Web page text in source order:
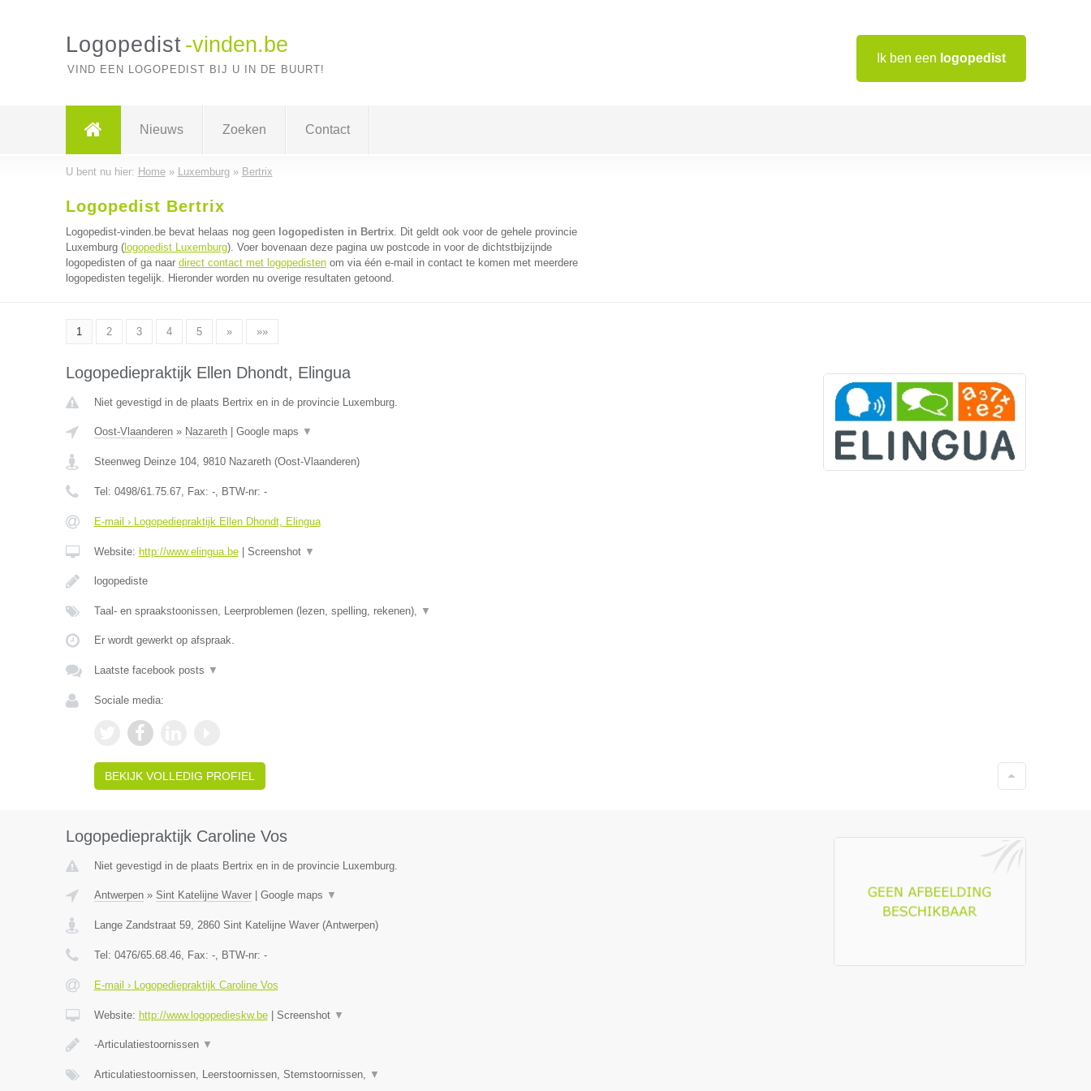
Ik ben een logopedist
Logopedist -vinden.be
VIND EEN LOGOPEDIST BIJ U IN DE BUURT!
Nieuws Zoeken Contact
U bent nu hier: Home» Luxemburg» Bertrix
Logopedist Bertrix
Logopedist-vinden.be bevat helaas nog geen logopedisten in Bertrix. Dit geldt ook voor de gehele provincie
Luxemburg (logopedist Luxemburg). Voer bovenaan deze pagina uw postcode in voor de dichtstbijzijnde
logopedisten of ga naar direct contact met logopedistenom via één e-mail in contact te komen met meerdere
logopedisten tegelijk. Hieronder worden nu overige resultaten getoond.
1 2 3 4 5 » »»
Logopediepraktijk Ellen Dhondt, Elingua
Niet gevestigd in de plaats Bertrix en in de provincie Luxemburg.
Oost-Vlaanderen» Nazareth| Google maps ▼
Steenweg Deinze 104, 9810 Nazareth(Oost-Vlaanderen)
Tel: 0498/61.75.67, Fax: -, BTW-nr: -
E-mail › Logopediepraktijk Ellen Dhondt, Elingua
Website: http://www.elingua.be| Screenshot ▼
logopediste
Taal- en spraakstoonissen, Leerproblemen (lezen, spelling, rekenen), ▼
Er wordt gewerkt op afspraak.
Laatste facebook posts ▼
Sociale media:
BEKIJK VOLLEDIG PROFIEL
Logopediepraktijk Caroline Vos
Niet gevestigd in de plaats Bertrix en in de provincie Luxemburg.
Antwerpen» Sint Katelijne Waver| Google maps ▼
Lange Zandstraat 59, 2860 Sint Katelijne Waver(Antwerpen)
Tel: 0476/65.68.46, Fax: -, BTW-nr: -
E-mail › Logopediepraktijk Caroline Vos
Website: http://www.logopedieskw.be| Screenshot ▼
-Articulatiestoornissen ▼
Articulatiestoornissen, Leerstoornissen, Stemstoornissen, ▼